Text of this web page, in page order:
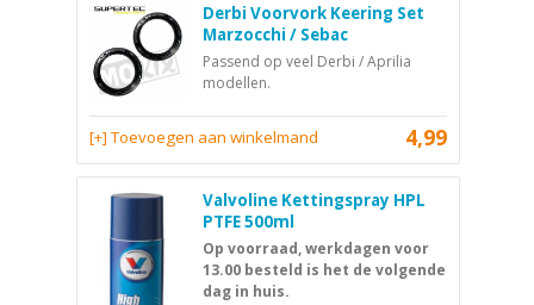
Derbi Voorvork Keering Set
Marzocchi / Sebac
Passend op veel Derbi / Aprilia
modellen.
4,99
[+] Toevoegen aan winkelmand
Valvoline Kettingspray HPL
PTFE 500ml
Op voorraad, werkdagen voor
13.00 besteld is het de volgende
dag in huis.